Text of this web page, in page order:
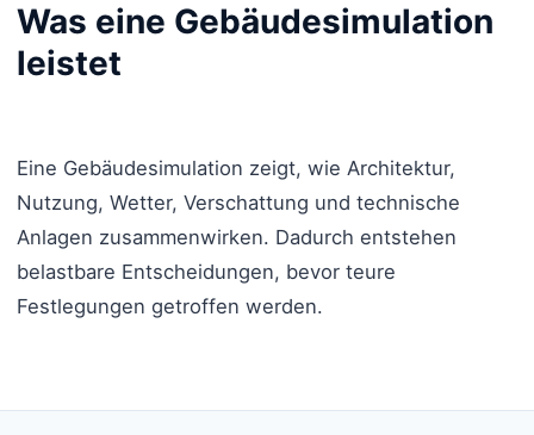
Was eine Gebäudesimulation
leistet
Eine Gebäudesimulation zeigt, wie Architektur,
Nutzung, Wetter, Verschattung und technische
Anlagen zusammenwirken. Dadurch entstehen
belastbare Entscheidungen, bevor teure
Festlegungen getroffen werden.